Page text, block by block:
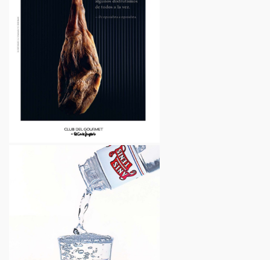
Restaurantes
La Verge, 14
Casa Salvador
Restaurantes